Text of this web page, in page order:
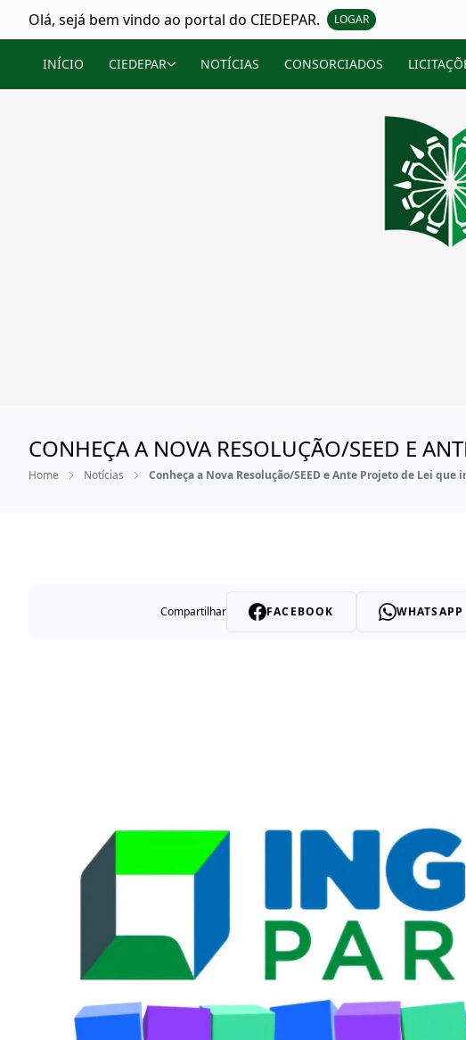
Olá, sejá bem vindo ao portal do CIEDEPAR. LOGAR
INÍCIO CIEDEPAR NOTÍCIAS CONSORCIADOS
CONHEÇA A NOVA RESOLUÇÃO/SEED E
Home Notícias Conheça a Nova Resolução/SEED e Ante Projeto de Lei
Compartilhar FACEBOOK WHATSAPP